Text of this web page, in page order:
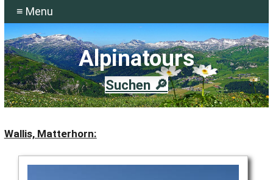
≡ Menu
Suchen 🔎
Alpinatours
Wallis, Matterhorn: